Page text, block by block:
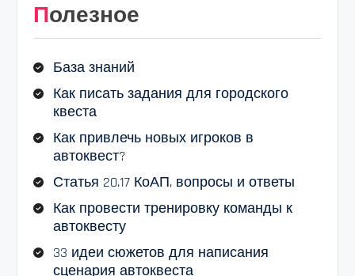
Полезное
База знаний
Как писать задания для городского
квеста
Как привлечь новых игроков в
автоквест?
Статья 20.17 КоАП, вопросы и ответы
Как провести тренировку команды к
автоквесту
33 идеи сюжетов для написания
сценария автоквеста